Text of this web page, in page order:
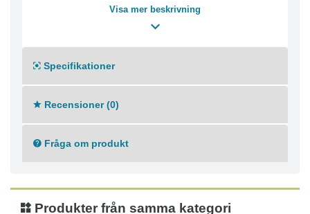
- Längd: 1m, 2m, 3m, 5m, 10m
Visa mer beskrivning
Specifikationer
Recensioner (0)
Fråga om produkt
Produkter från samma kategori